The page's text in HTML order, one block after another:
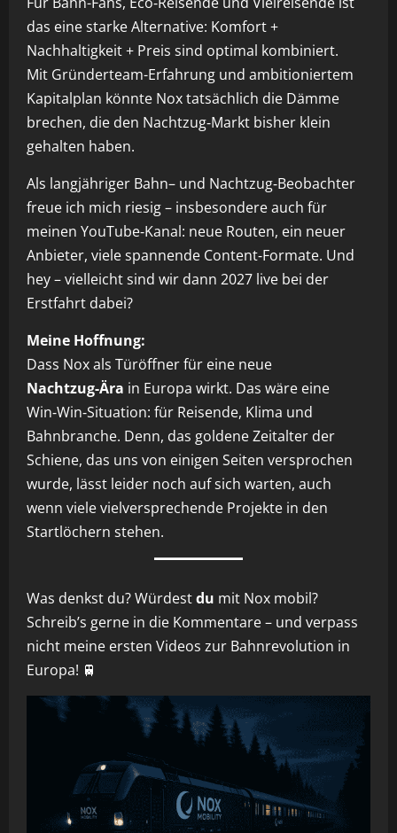
das eine starke Alternative: Komfort +
Nachhaltigkeit + Preis sind optimal kombiniert.
Mit Gründerteam-Erfahrung und ambitioniertem
Kapitalplan könnte Nox tatsächlich die Dämme
brechen, die den Nachtzug‑Markt bisher klein
gehalten haben.
Als langjähriger Bahn– und Nachtzug‑Beobachter
freue ich mich riesig – insbesondere auch für
meinen YouTube‑Kanal: neue Routen, ein neuer
Anbieter, viele spannende Content‑Formate. Und
hey – vielleicht sind wir dann 2027 live bei der
Erstfahrt dabei?
Meine Hoffnung:
Dass Nox als Türöffner für eine neue
Nachtzug‑Ära in Europa wirkt. Das wäre eine
Win‑Win‑Situation: für Reisende, Klima und
Bahnbranche. Denn, das goldene Zeitalter der
Schiene, das uns von einigen Seiten versprochen
wurde, lässt leider noch auf sich warten, auch
wenn viele vielversprechende Projekte in den
Startlöchern stehen.
Was denkst du? Würdestdu mit Nox mobil?
Schreib’s gerne in die Kommentare – und verpass
nicht meine ersten Videos zur Bahnrevolution in
Europa! 🚆